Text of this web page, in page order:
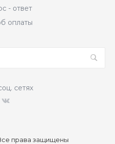
- ответ
оплаты
сетях
права защищены